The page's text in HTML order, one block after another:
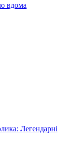
вдома
Легендарні